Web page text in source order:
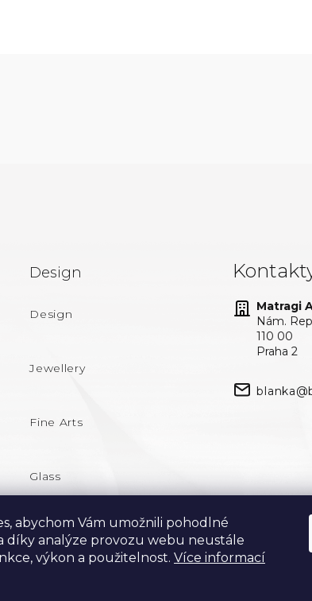
abychom Vám umožnili pohodlné
díky analýze provozu webu neustále
výkon a použitelnost. Více informací
Design
Design
Jewellery
Fine Arts
Glass
Matragi
Nám.
110 00
Praha 2